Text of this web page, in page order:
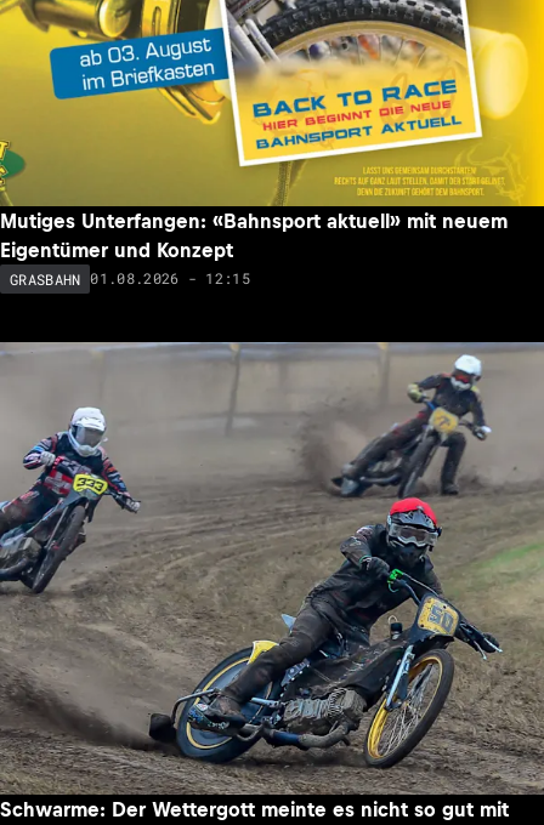
Mutiges Unterfangen: «Bahnsport aktuell» mit neuem
Eigentümer und Konzept
GRASBAHN 01.08.2026 - 12:15
Schwarme: Der Wettergott meinte es nicht so gut mit